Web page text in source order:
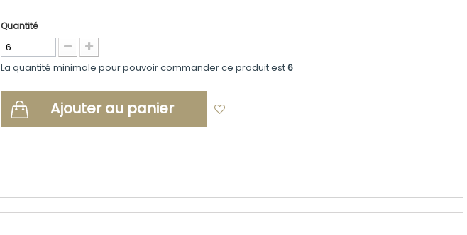
Quantité
La quantité minimale pour pouvoir commander ce produit est6
Ajouter au panier